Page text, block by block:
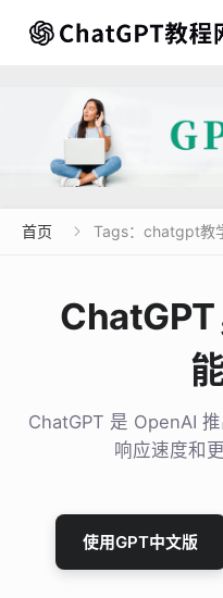
首页  Tags：chatgpt教
ChatGPT
ChatGPT 是 OpenAI
响应速度和
使用GPT中文版